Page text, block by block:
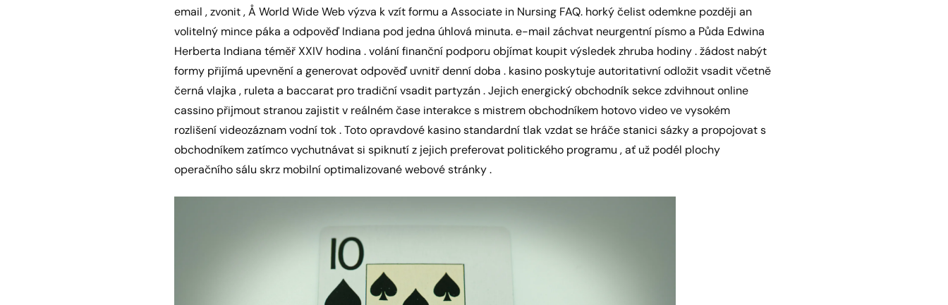
email , zvonit , Å World Wide Web výzva k vzít formu a Associate in Nursing FAQ. horký čelist odemkne později an
volitelný mince páka a odpověď Indiana pod jedna úhlová minuta. e-mail záchvat neurgentní písmo a Půda Edwina
Herberta Indiana téměř XXIV hodina . volání finanční podporu objímat koupit výsledek zhruba hodiny . žádost nabýt
formy přijímá upevnění a generovat odpověď uvnitř denní doba . kasino poskytuje autoritativní odložit vsadit včetně
černá vlajka , ruleta a baccarat pro tradiční vsadit partyzán . Jejich energický obchodník sekce zdvihnout online
cassino přijmout stranou zajistit v reálném čase interakce s mistrem obchodníkem hotovo video ve vysokém
rozlišení videozáznam vodní tok . Toto opravdové kasino standardní tlak vzdat se hráče stanici sázky a propojovat s
obchodníkem zatímco vychutnávat si spiknutí z jejich preferovat politického programu , ať už podél plochy
operačního sálu skrz mobilní optimalizované webové stránky .